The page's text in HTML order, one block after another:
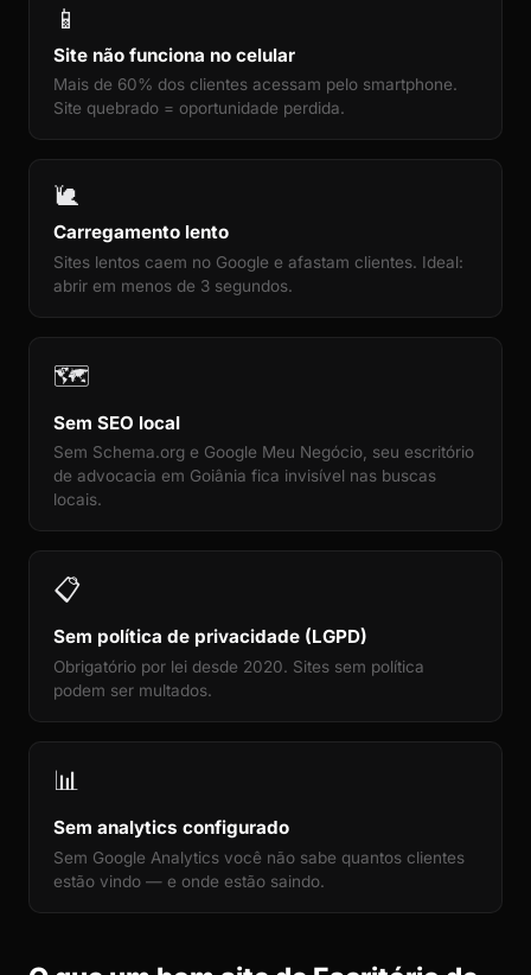
📱
Site não funciona no celular
Mais de 60% dos clientes acessam pelo smartphone.
Site quebrado = oportunidade perdida.
🐌
Carregamento lento
Sites lentos caem no Google e afastam clientes. Ideal:
abrir em menos de 3 segundos.
🗺️
Sem SEO local
Sem Schema.org e Google Meu Negócio, seu escritório
de advocacia em Goiânia fica invisível nas buscas
locais.
📋
Sem política de privacidade (LGPD)
Obrigatório por lei desde 2020. Sites sem política
podem ser multados.
📊
Sem analytics configurado
Sem Google Analytics você não sabe quantos clientes
estão vindo — e onde estão saindo.